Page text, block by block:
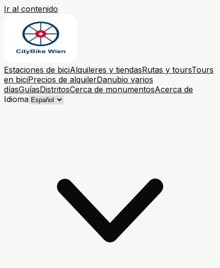
Ir al contenido
Estaciones de biciAlquileres y tiendasRutas y toursTours
en biciPrecios de alquilerDanubio varios
díasGuíasDistritosCerca de monumentosAcerca de
Idioma